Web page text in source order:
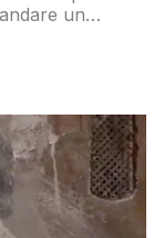
un
la